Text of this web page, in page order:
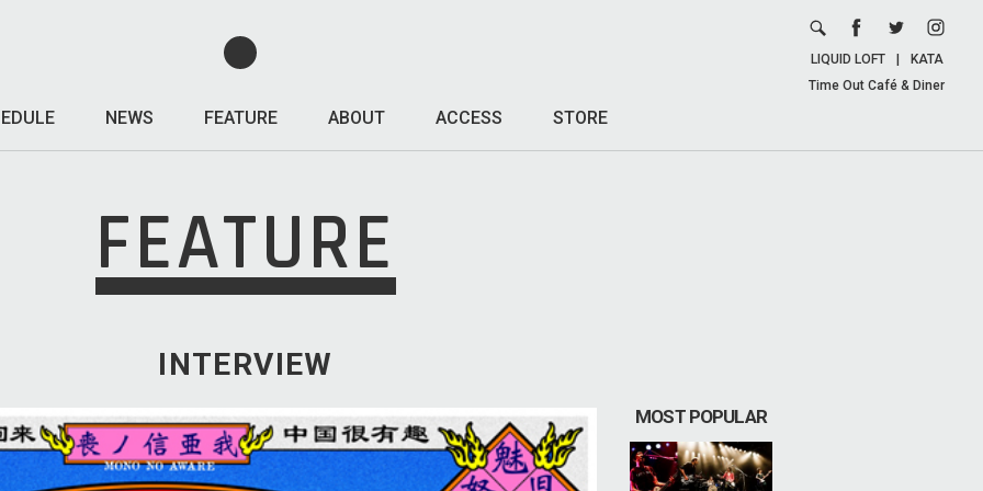
NEWS FEATURE ABOUT ACCESS STORE
LIQUID LOFT
KATA
Time Out Café & Diner
FEATURE
INTERVIEW
MOST POPULAR